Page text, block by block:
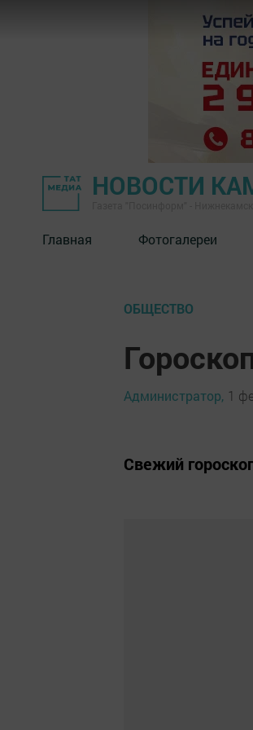
НОВОСТИ
Главная Фотогалереи
ОБЩЕСТВО
Администратор, 1
Свежий